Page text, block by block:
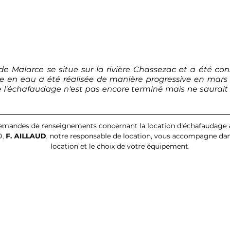
Malarce se situe sur la rivière Chassezac et a été
en eau a été réalisée de manière progressive en mars
n'est pas encore terminé mais ne saurait
F. AILLAUD, notre responsable de location, vous accompagne
location et le choix de votre équipement.